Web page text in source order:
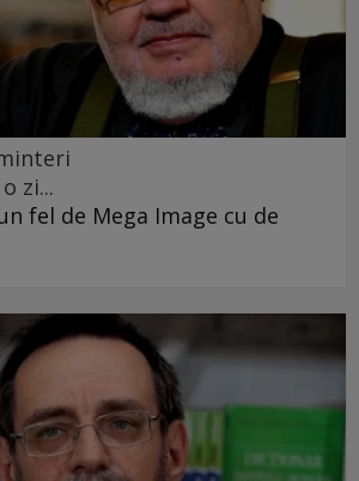
zi...
fel de Mega Image cu de